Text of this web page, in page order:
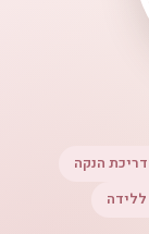
הנקה